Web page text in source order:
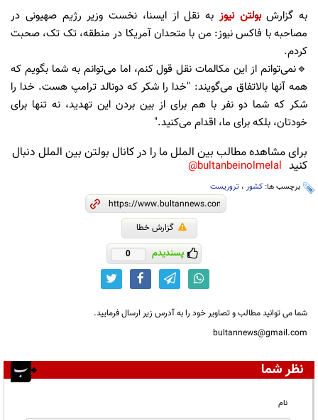
به گزارشبولتن نیوز به نقل از ایسنا، نخست وزیر رژیم صهیونی در
مصاحبه با فاکس نیوز: من با متحدان آمریکا در منطقه، تک تک، صحبت
کردم.
🔹نمی‌توانم از این مکالمات نقل قول کنم، اما می‌توانم به شما بگویم که
همه آنها بالاتفاق می‌گویند: "خدا را شکر که دونالد ترامپ هست. خدا را
شکر که شما دو نفر با هم برای از بین بردن این تهدید، نه تنها برای
خودتان، بلکه برای ما، اقدام می‌کنید."
برای مشاهده مطالب بین الملل ما را در کانال بولتن بین الملل دنبال
کنید bultanbeinolmelal@
برچسب ها: کشور ، تروریست
گزارش خطا
پسندیدم 0
شما می توانید مطالب و تصاویر خود را به آدرس زیر ارسال فرمایید.
bultannews@gmail.com
نظر شما
نام